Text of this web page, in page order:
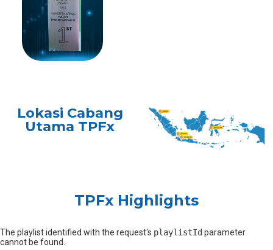
Lokasi Cabang
Utama TPFx
TPFx Highlights
The playlist identified with the request's playlistId parameter
cannot be found.